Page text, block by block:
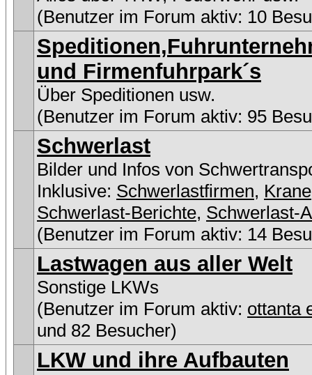
(Benutzer im Forum aktiv: 10
und Firmenfuhrpark´s
Über Speditionen usw.
(Benutzer im Forum aktiv: 95
Schwerlast
Bilder und Infos von
Inklusive: Schwerlastfirmen, Krane
Schwerlast-Berichte, Schwerlast-
(Benutzer im Forum aktiv: 14
Lastwagen aus aller Welt
Sonstige LKWs
(Benutzer im Forum aktiv: ottanta
und 82 Besucher)
LKW und ihre Aufbauten